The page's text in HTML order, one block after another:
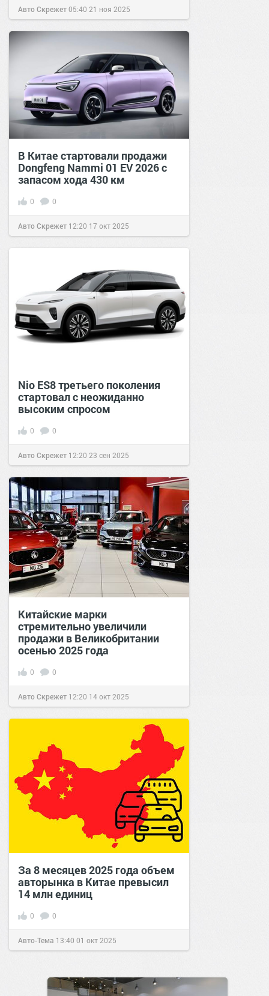
Авто Скрежет05:40 21 ноя 2025
В Китае стартовали продажи
Dongfeng Nammi 01 EV 2026 с
запасом хода 430 км
0 0
Авто Скрежет 12:20 17 окт 2025
Nio ES8 третьего поколения
стартовал с неожиданно
высоким спросом
0 0
Авто Скрежет 12:20 23 сен 2025
Китайские марки
стремительно увеличили
продажи в Великобритании
осенью 2025 года
0 0
Авто Скрежет 12:20 14 окт 2025
За 8 месяцев 2025 года объем
авторынка в Китае превысил
14 млн единиц
0 0
Авто-Тема 13:40 01 окт 2025